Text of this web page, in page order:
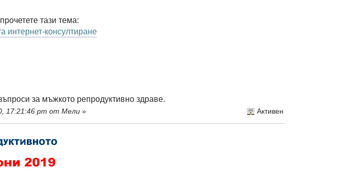
тази тема:
интернет-консултиране
за мъжкото репродуктивно здраве.
17:21:46 pm от Мели » Активен